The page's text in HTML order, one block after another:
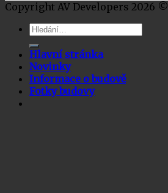
Copyright AV Developers 2026 ©
Hledat:
Hlavní stránka
Novinky
Informace o budově
Fotky budovy